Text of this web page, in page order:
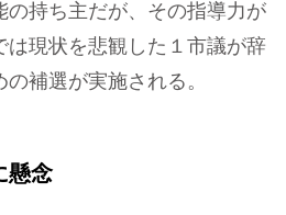
の持ち主だが、その指導力が
は現状を悲観した１市議が辞
補選が実施される。
懸念